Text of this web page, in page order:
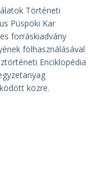
Történeti
Püspöki Kar
forráskiadvány
fölhasználásával
Enciklopédia
közre.